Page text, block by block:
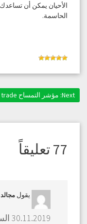
الأحيان يمكن أن
الحاسمة.
تصفّح
المقالات
Next:
Next post:
مؤشر التمساح alligator olymp trade حيل التداول من Olymp Trade
77 تعليقاً
يقول مجالد
30.11.2019 الساعة 19:21